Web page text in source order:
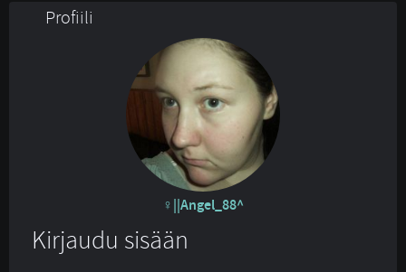
Profiili
||Angel_88^
Kirjaudu sisään